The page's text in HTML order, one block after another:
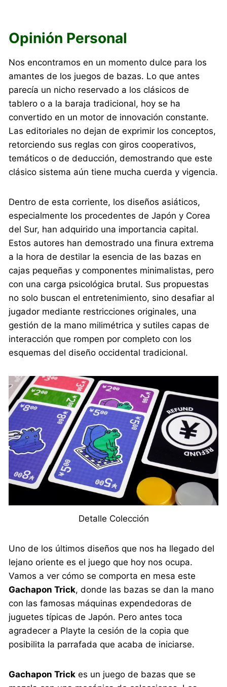
Opinión Personal
Nos encontramos en un momento dulce para los
amantes de los juegos de bazas. Lo que antes
parecía un nicho reservado a los clásicos de
tablero o a la baraja tradicional, hoy se ha
convertido en un motor de innovación constante.
Las editoriales no dejan de exprimir los conceptos,
retorciendo sus reglas con giros cooperativos,
temáticos o de deducción, demostrando que este
clásico sistema aún tiene mucha cuerda y vigencia.
Dentro de esta corriente, los diseños asiáticos,
especialmente los procedentes de Japón y Corea
del Sur, han adquirido una importancia capital.
Estos autores han demostrado una finura extrema
a la hora de destilar la esencia de las bazas en
cajas pequeñas y componentes minimalistas, pero
con una carga psicológica brutal. Sus propuestas
no solo buscan el entretenimiento, sino desafiar al
jugador mediante restricciones originales, una
gestión de la mano milimétrica y sutiles capas de
interacción que rompen por completo con los
esquemas del diseño occidental tradicional.
Detalle Colección
Uno de los últimos diseños que nos ha llegado del
lejano oriente es el juego que hoy nos ocupa.
Vamos a ver cómo se comporta en mesa este
Gachapon Trick, donde las bazas se dan la mano
con las famosas máquinas expendedoras de
juguetes típicas de Japón. Pero antes toca
agradecer a Playte la cesión de la copia que
posibilita la parrafada que acaba de iniciarse.
Gachapon Trick es un juego de bazas que se